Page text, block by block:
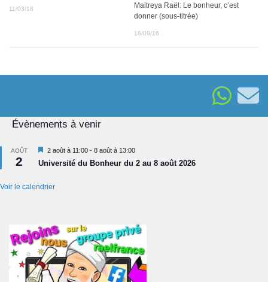
11/03/18
Maitreya Raël: Le bonheur, c’est
donner (sous-titrée)
18/09/16
Évènements à venir
AOÛT
2
Mis
en
avant
2 août à 11:00 - 8 août à 13:00
Université du Bonheur du 2 au 8 août 2026
Voir le calendrier